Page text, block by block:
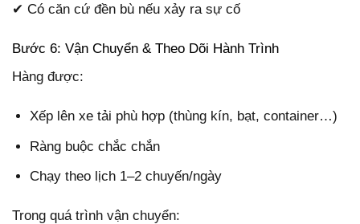
✔ Có căn cứ đền bù nếu xảy ra sự cố
Bước 6: Vận Chuyển & Theo Dõi Hành Trình
Hàng được:
Xếp lên xe tải phù hợp (thùng kín, bạt, container…)
Ràng buộc chắc chắn
Chạy theo lịch 1–2 chuyến/ngày
Trong quá trình vận chuyển: